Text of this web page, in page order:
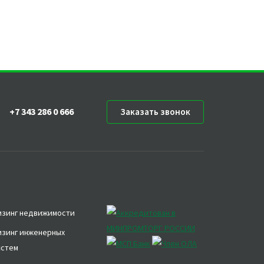
+7 343 286 0 666 Заказать звонок
недвижимости
инженерных